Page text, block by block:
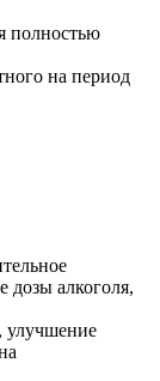
полностью
на период
дозы алкоголя,
улучшение